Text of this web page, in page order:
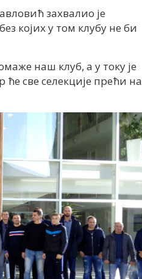
захвалио је
којих у том клубу не би
наш клуб, а у току је
све селекције прећи на